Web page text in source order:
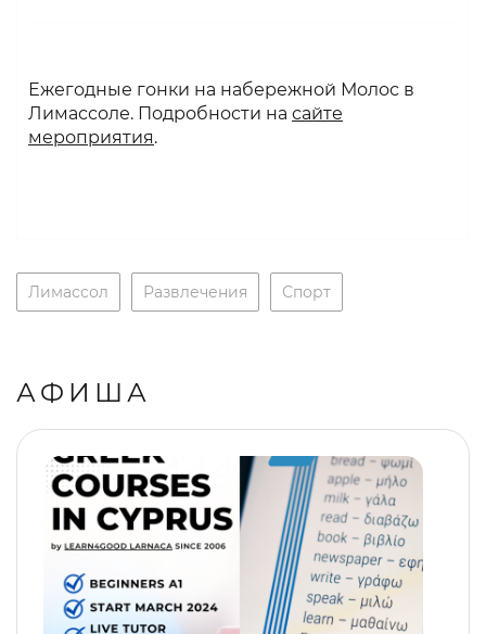
Ежегодные гонки на набережной Молос в
Лимассоле. Подробности на сайте
мероприятия.
Лимассол Развлечения Спорт
АФИША